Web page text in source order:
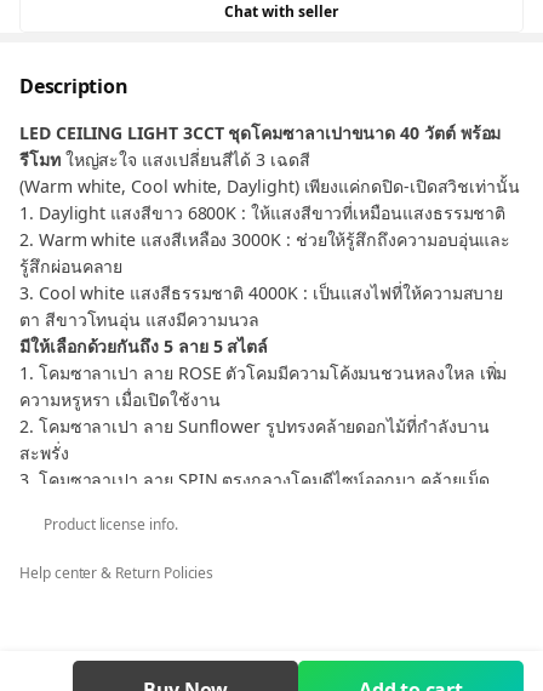
Chat with seller
Description
LED CEILING LIGHT 3CCT ชุดโคมซาลาเปาขนาด 40 วัตต์ พร้อม
รีโมทใหญ่สะใจ แสงเปลี่ยนสีได้ 3 เฉดสี
(Warm white, Cool white, Daylight) เพียงแค่กดปิด-เปิดสวิชเท่านั้น
1. Daylight แสงสีขาว 6800K : ให้แสงสีขาวที่เหมือนแสงธรรมชาติ
2. Warm white แสงสีเหลือง 3000K : ช่วยให้รู้สึกถึงความอบอุ่นและ
รู้สึกผ่อนคลาย
3. Cool white แสงสีธรรมชาติ 4000K : เป็นแสงไฟที่ให้ความสบาย
ตา สีขาวโทนอุ่น แสงมีความนวล
มีให้เลือกด้วยกันถึง 5 ลาย 5 สไตล์
1. โคมซาลาเปา ลาย ROSE ตัวโคมมีความโค้งมนชวนหลงใหล เพิ่ม
ความหรูหรา เมื่อเปิดใช้งาน
2. โคมซาลาเปา ลาย Sunflower รูปทรงคล้ายดอกไม้ที่กำลังบาน
สะพรั่ง
3. โคมซาลาเปา ลาย SPIN ตรงกลางโคมดีไซน์ออกมา คล้ายเม็ด
4. โคมซาลาเปา ลาย 2 Layers ตัวโคมดีไซน์ให้เป็น 2 ชั้น เพื่อเพิ่มมิติ
5. โคมซาลาเปา ลาย Golden Ring เปลี่ยนจากฝ่าธรรมดาให้หรูหรา
Product license info.
Help center & Return Policies